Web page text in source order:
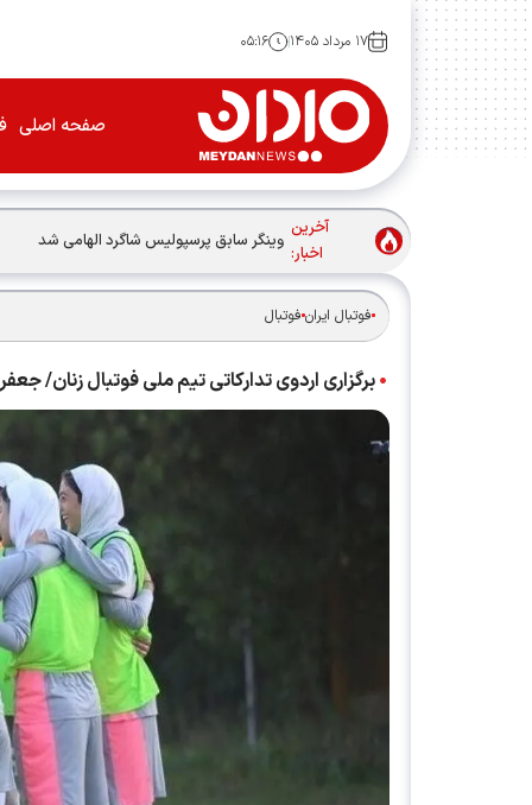
۱۷ مرداد ۱۴۰۵ ۰۵:۱۶
صفحه اصلی
آخرین
اخبار:
وینگر سابق پرسپولیس شاگرد الهامی شد
فوتبال ایران فوتبال
برگزاری اردوی تدارکاتی تیم ملی فوتبال زنان/